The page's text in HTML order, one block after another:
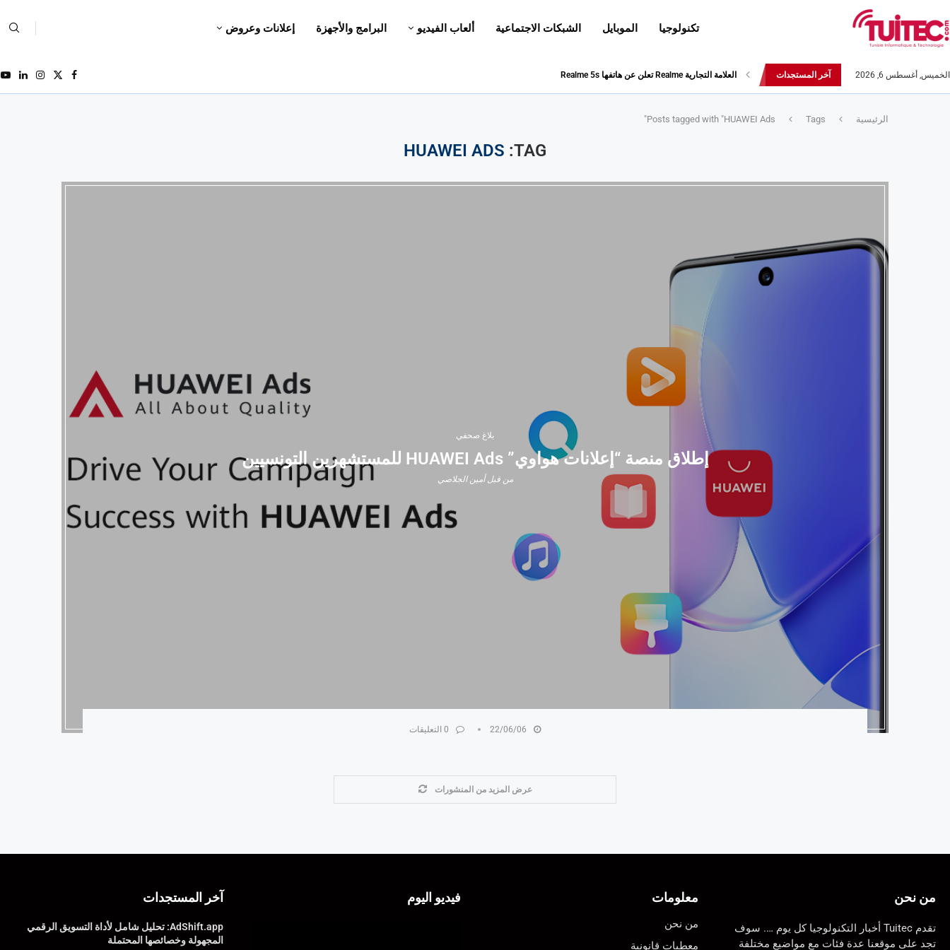
تكنولوجيا الموبايل الشبكات الاجتماعية ألعاب الفيديو البرامج والأجهزة إعلانات وعروض
الخميس, أغسطس 6, 2026 آخر المستجدات العلامة التجارية Realme تعلن عن هاتفها Realme 5s
الرئيسية Tags
Posts tagged with "HUAWEI Ads"
TAG:
HUAWEI ADS
بلاغ صحفي
إطلاق منصة “إعلانات هواوي” HUAWEI Ads للمستشهرين التونسيين
من قبلأمين الجلاصي
22/06/06 0 التعليقات
عرض المزيد من المنشورات
من نحن
تقدم Tuitec أخبار التكنولوجيا كل يوم …. سوف
تجد على موقعنا عدة فئات مع مواضيع مختلفة
معلومات
من نحن
معطيات قانونية
فيديو اليوم آخر المستجدات
AdShift.app: تحليل شامل لأداة التسويق الرقمي
المجهولة وخصائصها المحتملة